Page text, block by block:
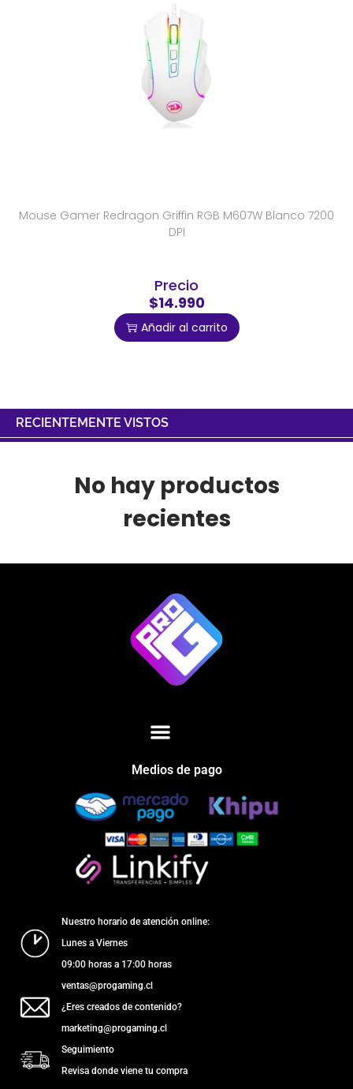
Mouse Gamer Redragon Griffin RGB M607W Blanco 7200
DPI
Precio
$14.990
Añadir al carrito
RECIENTEMENTE VISTOS
No hay productos
recientes
Medios de pago
Nuestro horario de atención online:
Lunes a Viernes
09:00 horas a 17:00 horas
ventas@progaming.cl
¿Eres creados de contenido?
marketing@progaming.cl
Seguimiento
Revisa donde viene tu compra